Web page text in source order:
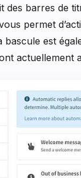
des barres de
permet
bascule est
actuellement